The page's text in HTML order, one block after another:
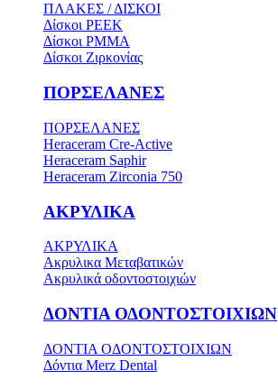
ΠΛΑΚΕΣ / ΔΙΣΚΟΙ
Δίσκοι PEEK
Δίσκοι PMMA
Δίσκοι Ζιρκονίας
ΠΟΡΣΕΛΑΝΕΣ
ΠΟΡΣΕΛΑΝΕΣ
Heraceram Cre-Active
Heraceram Saphir
Heraceram Zirconia 750
ΑΚΡΥΛΙΚΑ
ΑΚΡΥΛΙΚΑ
Ακρυλικα Μεταβατικών
Ακρυλικά οδοντοστοιχιών
ΔΟΝΤΙΑ ΟΔΟΝΤΟΣΤΟΙΧΙΩΝ
ΔΟΝΤΙΑ ΟΔΟΝΤΟΣΤΟΙΧΙΩΝ
Δόντια Merz Dental